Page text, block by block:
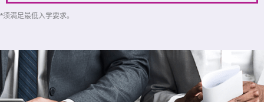
*须满足最低入学要求。